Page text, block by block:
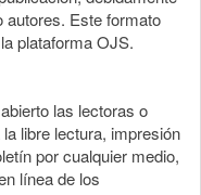
autores. Este formato
plataforma OJS.
las lectoras o
libre lectura, impresión
por cualquier medio,
línea de los